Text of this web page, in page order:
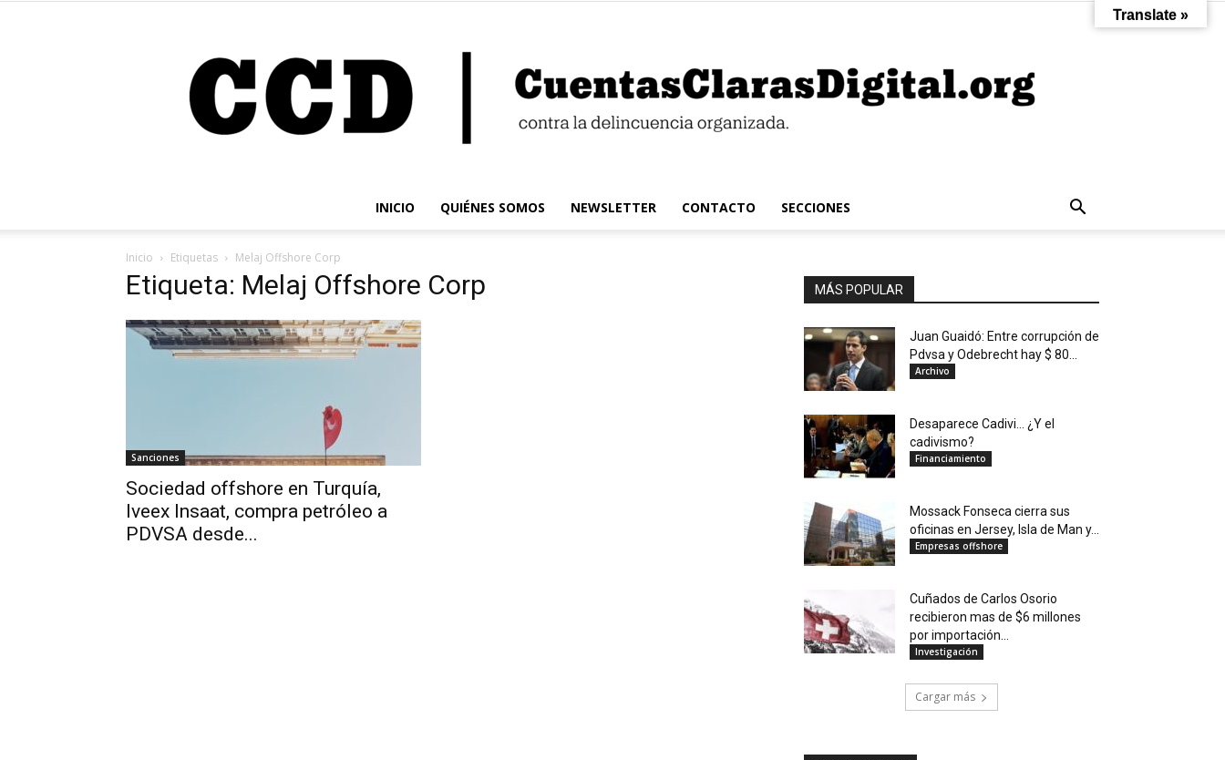
INICIO QUIÉNES SOMOS NEWSLETTER CONTACTO SECCIONES
Inicio Etiquetas Melaj Offshore Corp
Etiqueta: Melaj Offshore Corp
Sanciones
Sociedad offshore en Turquía,
Iveex Insaat, compra petróleo a
PDVSA desde...
MÁS POPULAR
Juan Guaidó: Entre corrupción de
Pdvsa y Odebrecht hay $ 80...
Archivo
Desaparece Cadivi… ¿Y el
cadivismo?
Financiamiento
Mossack Fonseca cierra sus
oficinas en Jersey, Isla de Man y...
Empresas offshore
Cuñados de Carlos Osorio
recibieron mas de $6 millones
por importación...
Investigación
Cargar más
Translate »